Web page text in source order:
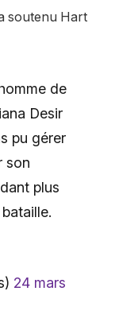
soutenu Hart
de
Desir
pu gérer
son
plus
24 mars